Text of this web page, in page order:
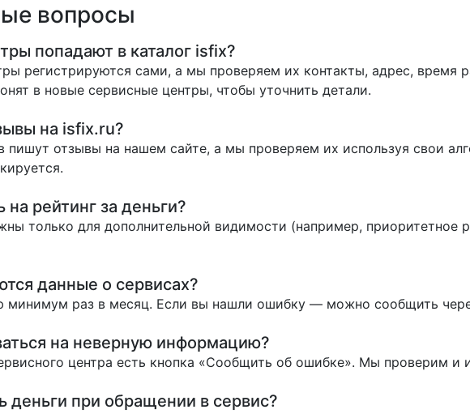
вопросы
попадают в каталог isfix?
регистрируются сами, а мы проверяем их контакты, адрес, время
в новые сервисные центры, чтобы уточнить детали.
на isfix.ru?
пишут отзывы на нашем сайте, а мы проверяем их используя свои
рейтинг за деньги?
только для дополнительной видимости (например,
данные о сервисах?
раз в месяц. Если вы нашли ошибку — можно сообщить
на неверную информацию?
центра есть кнопка «Сообщить об ошибке». Мы проверим и
деньги при обращении в сервис?